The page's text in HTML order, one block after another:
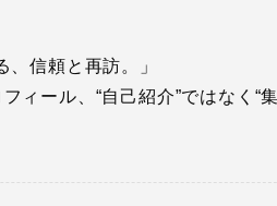
、信頼と再訪。」
ィール、“自己紹介”ではなく“